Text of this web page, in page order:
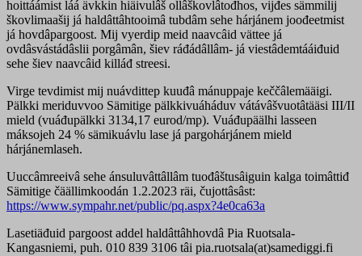
hoittáámist láá ävkkin hiäivulâš ollâškovlâtođhos, vijđes sämmilij
škovlimaašij já haldâttâhtooimâ tubdâm sehe hárjánem joođeetmist
já hovdâpargoost. Mij vyerdip meid naavcâid vättee já
ovdâsvástádâslii porgâmân, šiev ráđádâllâm- já viestâdemtááiđuid
sehe šiev naavcâid killáđ streesi.
Virge tevdimist mij nuávdittep kuuđâ mánuppaje keččâlemääigi.
Pälkki meriduvvoo Sämitige pälkkivuáháduv vátávâšvuotâtääsi III/II
mield (vuáđupälkki 3134,17 eurod/mp). Vuáđupäälhi lasseen
máksojeh 24 % sämikuávlu lase já pargohárjánem mield
hárjánemlaseh.
Uuccâmreeivâ sehe ánsuluvâttâllâm tuođâštusâiguin kalga toimâttiđ
Sämitige čäällimkoodán 1.2.2023 räi, čujottâsâst:
https://www.sympahr.net/public/pq.aspx?4e0ca63a
Lasetiäđuid pargoost addel haldâttâhhovdâ Pia Ruotsala-
Kangasniemi, puh. 010 839 3106 tâi pia.ruotsala(at)samediggi.fi